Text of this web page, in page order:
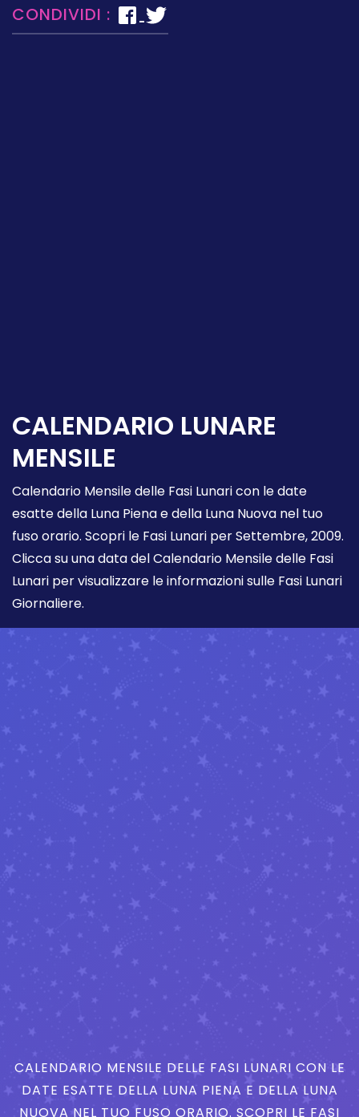
CONDIVIDI :
CALENDARIO LUNARE
MENSILE
Calendario Mensile delle Fasi Lunari con le date
esatte della Luna Piena e della Luna Nuova nel tuo
fuso orario. Scopri le Fasi Lunari per Settembre, 2009.
Clicca su una data del Calendario Mensile delle Fasi
Lunari per visualizzare le informazioni sulle Fasi Lunari
Giornaliere.
CALENDARIO MENSILE DELLE FASI LUNARI CON LE
DATE ESATTE DELLA LUNA PIENA E DELLA LUNA
NUOVA NEL TUO FUSO ORARIO. SCOPRI LE FASI